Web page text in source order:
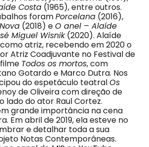
Costa (1965), entre outros.
foramPorcelana (2016),
(2018) eO anel – Alaíde
Miguel Wisnik(2020). Alaíde
atriz, recebendo em 2020 o
Atriz Coadjuvante no Festival de
Todos os mortos, com
Gotardo e Marco Dutra. Nos
do espetáculo teatralOs
de Oliveira com direção de
lado do ator Raul Cortez.
grande importância na cena
Em abril de 2019, ela esteve no
e detalhar toda a sua
Notas Contemporâneas.